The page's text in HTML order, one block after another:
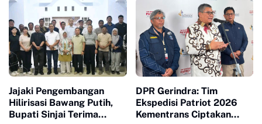
Strategis Nasional PT
Indonesia Huali Industry
Park
Sinjai di Morowali
Jajaki Pengembangan
Hilirisasi Bawang Putih,
Bupati Sinjai Terima
DPR Gerindra: Tim
Ekspedisi Patriot 2026
Kementrans Ciptakan